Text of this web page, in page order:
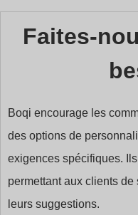
Faites-
Boqi encourage les
des options de
exigences spécifiques.
permettant aux clients
leurs suggestions.